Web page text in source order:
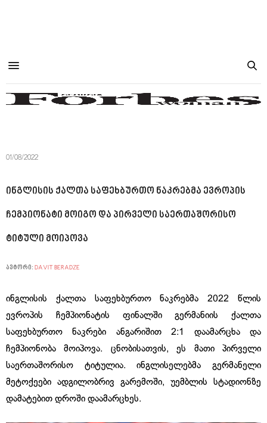
01/08/2022
ინგლისის ქალთა საფეხბურთო ნაკრებმა ევროპის
ჩემპიონატი მოიგო და პირველი საერთაშორისო
ტიტული მოიპოვა
ავტორი: DAVIT BERADZE
ინგლისის ქალთა საფეხბურთო ნაკრებმა 2022 წლის
ევროპის ჩემპიონატის ფინალში გერმანიის ქალთა
საფეხბურთო ნაკრები ანგარიშით 2:1 დაამარცხა და
ჩემპიონობა მოიპოვა. ცნობისათვის, ეს მათი პირველი
საერთაშორისო ტიტულია. ინგლისელებმა გერმანელი
მეტოქეები ადგილობრივ გარემოში, უემბლის სტადიონზე
დამატებით დროში დაამარცხეს.